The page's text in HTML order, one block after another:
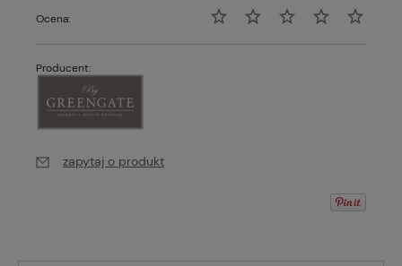
Ocena:
Producent:
zapytaj o produkt